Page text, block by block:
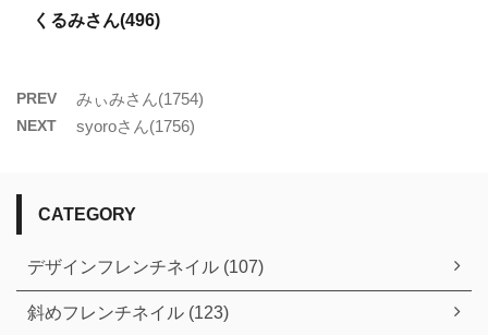
くるみさん(496)
PREV みぃみさん(1754)
NEXT syoroさん(1756)
CATEGORY
デザインフレンチネイル (107)
斜めフレンチネイル (123)